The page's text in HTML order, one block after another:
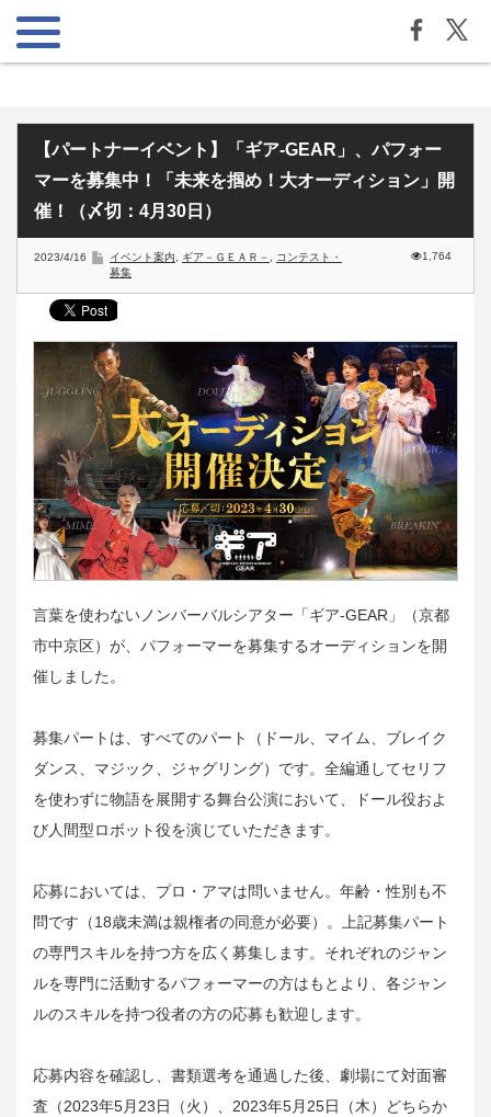
【パートナーイベント】「ギア-GEAR」、パフォー
マーを募集中！「未来を掴め！大オーディション」開
催！（〆切：4月30日）
2023/4/16 イベント案内 ギア－ＧＥＡＲ－
コンテスト・
募集
1,764
言葉を使わないノンバーバルシアター「ギア-GEAR」（京都
市中京区）が、パフォーマーを募集するオーディションを開
催しました。
募集パートは、すべてのパート（ドール、マイム、ブレイク
ダンス、マジック、ジャグリング）です。全編通してセリフ
を使わずに物語を展開する舞台公演において、ドール役およ
び人間型ロボット役を演じていただきます。
応募においては、プロ・アマは問いません。年齢・性別も不
問です（18歳未満は親権者の同意が必要）。上記募集パート
の専門スキルを持つ方を広く募集します。それぞれのジャン
ルを専門に活動するパフォーマーの方はもとより、各ジャン
ルのスキルを持つ役者の方の応募も歓迎します。
応募内容を確認し、書類選考を通過した後、劇場にて対面審
査（2023年5月23日（火）、2023年5月25日（木）どちらか